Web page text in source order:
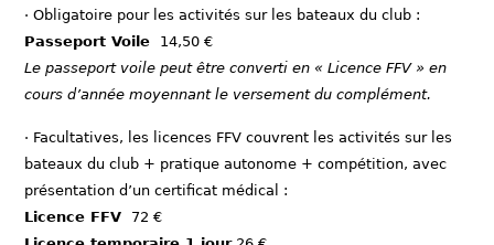
· Obligatoire pour les activités sur les bateaux du club :
Passeport Voile
14,50 €
Le passeport voile peut être converti en « Licence FFV » en
cours d’année moyennant le versement du complément.
· Facultatives, les licences FFV couvrent les activités sur les
bateaux du club + pratique autonome + compétition, avec
présentation d’un certificat médical :
Licence FFV
72 €